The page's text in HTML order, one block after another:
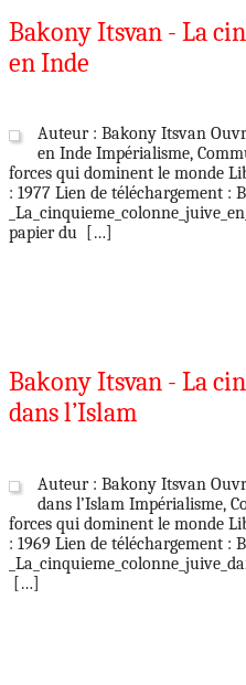
Bakony Itsvan - La
en Inde
Auteur : Bakony Itsvan
en Inde Impérialisme,
forces qui dominent le monde
: 1977 Lien de téléchargement :
papier du […]
Bakony Itsvan - La
dans l’Islam
Auteur : Bakony Itsvan
dans l’Islam Impérialisme,
forces qui dominent le monde
: 1969 Lien de téléchargement :
[…]